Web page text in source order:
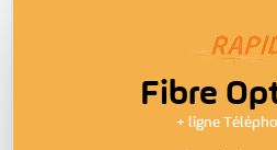
Fibre
+ ligne